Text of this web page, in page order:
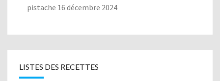
pistache 16 décembre 2024
LISTES DES RECETTES